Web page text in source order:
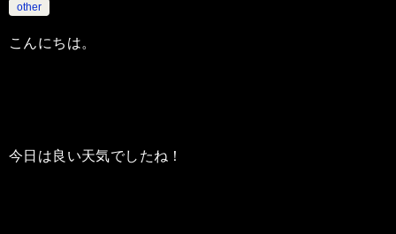
other
こんにちは。
今日は良い天気でしたね！